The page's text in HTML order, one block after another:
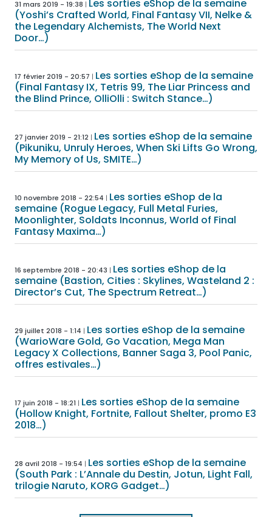
31 mars 2019 - 19:38
Les sorties eShop de la semaine
(Yoshi’s Crafted World, Final Fantasy VII, Nelke &
the Legendary Alchemists, The World Next
Door…)
17 février 2019 - 20:57
Les sorties eShop de la semaine
(Final Fantasy IX, Tetris 99, The Liar Princess and
the Blind Prince, OlliOlli : Switch Stance…)
27 janvier 2019 - 21:12
Les sorties eShop de la semaine
(Pikuniku, Unruly Heroes, When Ski Lifts Go Wrong,
My Memory of Us, SMITE…)
10 novembre 2018 - 22:54
Les sorties eShop de la
semaine (Rogue Legacy, Full Metal Furies,
Moonlighter, Soldats Inconnus, World of Final
Fantasy Maxima…)
16 septembre 2018 - 20:43
Les sorties eShop de la
semaine (Bastion, Cities : Skylines, Wasteland 2 :
Director’s Cut, The Spectrum Retreat…)
29 juillet 2018 - 1:14
Les sorties eShop de la semaine
(WarioWare Gold, Go Vacation, Mega Man
Legacy X Collections, Banner Saga 3, Pool Panic,
offres estivales…)
17 juin 2018 - 18:21
Les sorties eShop de la semaine
(Hollow Knight, Fortnite, Fallout Shelter, promo E3
2018…)
28 avril 2018 - 19:54
Les sorties eShop de la semaine
(South Park : L’Annale du Destin, Jotun, Light Fall,
trilogie Naruto, KORG Gadget…)